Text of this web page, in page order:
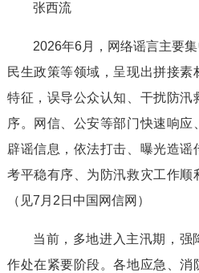
张西流
2026年6月，网络谣言主要
民生政策等领域，呈现出拼接
特征，误导公众认知、干扰防汛
序。网信、公安等部门快速响
辟谣信息，依法打击、曝光造谣
考平稳有序、为防汛救灾工作顺
（见7月2日中国网信网）
当前，多地进入主汛期，强
作处在紧要阶段。各地应急、消